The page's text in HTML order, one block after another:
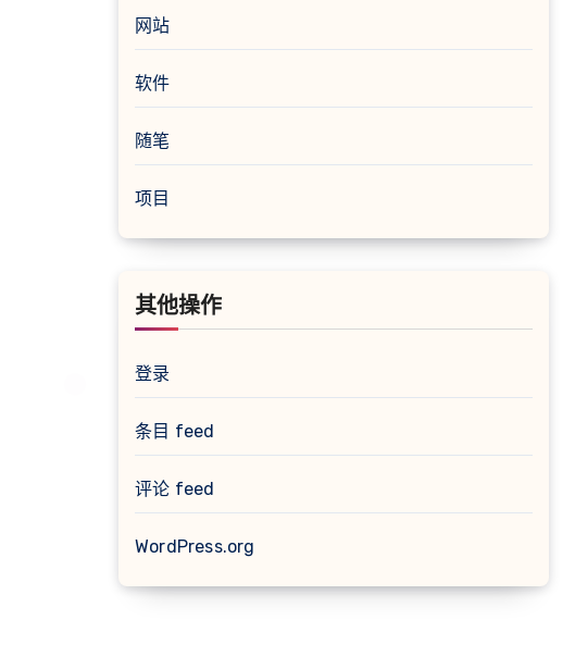
网站
软件
随笔
项目
其他操作
登录
条目 feed
评论 feed
WordPress.org